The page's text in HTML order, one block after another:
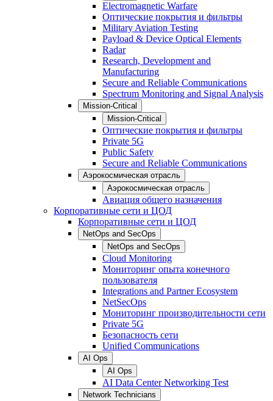
Electromagnetic Warfare
Оптические покрытия и фильтры
Military Aviation Testing
Payload & Device Optical Elements
Radar
Research, Development and
Manufacturing
Secure and Reliable Communications
Spectrum Monitoring and Signal Analysis
Mission-Critical
Mission-Critical
Оптические покрытия и фильтры
Private 5G
Public Safety
Secure and Reliable Communications
Аэрокосмическая отрасль
Аэрокосмическая отрасль
Авиация общего назначения
Корпоративные сети и ЦОД
Корпоративные сети и ЦОД
NetOps and SecOps
NetOps and SecOps
Cloud Monitoring
Мониторинг опыта конечного
пользователя
Integrations and Partner Ecosystem
NetSecOps
Мониторинг производительности сети
Private 5G
Безопасность сети
Unified Communications
AI Ops
AI Ops
AI Data Center Networking Test
Network Technicians